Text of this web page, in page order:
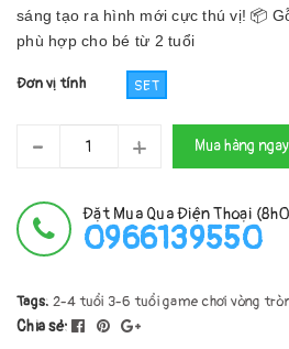
sáng tạo ra hình mới cực thú vị! 📦
phù hợp cho bé từ 2 tuổi
Đơn vị tính SET
- + Mua hàng ngay
Đặt Mua Qua Điện Thoại
0966139550
Tags: 2-4 tuổi 3-6 tuổi game chơi vòng
Chia sẻ: